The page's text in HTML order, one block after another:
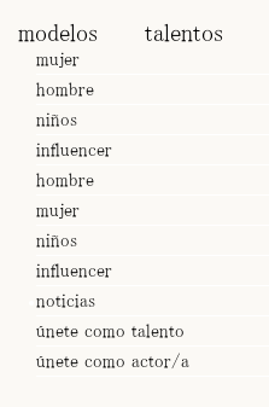
modelos talentos
mujer
hombre
niños
influencer
hombre
mujer
niños
influencer
noticias
únete como talento
únete como actor/a